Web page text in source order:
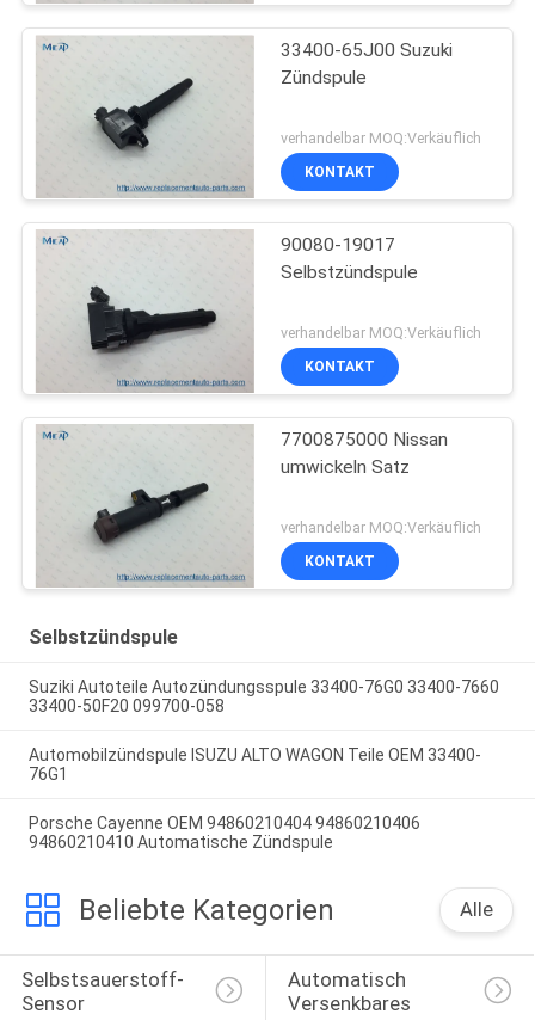
33400-65J00 Suzuki
Zündspule
verhandelbar MOQ:Verkäuflich
KONTAKT
90080-19017
Selbstzündspule
verhandelbar MOQ:Verkäuflich
KONTAKT
7700875000 Nissan
umwickeln Satz
verhandelbar MOQ:Verkäuflich
KONTAKT
Selbstzündspule
Suziki Autoteile Autozündungsspule 33400-76G0 33400-7660
33400-50F20 099700-058
Automobilzündspule ISUZU ALTO WAGON Teile OEM 33400-
76G1
Porsche Cayenne OEM 94860210404 94860210406
94860210410 Automatische Zündspule
Beliebte Kategorien Alle
Selbstsauerstoff-
Sensor
Automatisch
Versenkbares